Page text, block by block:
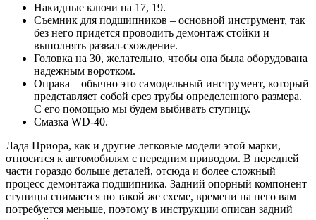
Накидные ключи на 17, 19.
Съемник для подшипников – основной инструмент, так
без него придется проводить демонтаж стойки и
выполнять развал-схождение.
Головка на 30, желательно, чтобы она была оборудована
надежным воротком.
Оправа – обычно это самодельный инструмент, который
представляет собой срез трубы определенного размера.
С его помощью мы будем выбивать ступицу.
Смазка WD-40.
Лада Приора, как и другие легковые модели этой марки,
относится к автомобилям с передним приводом. В передней
части гораздо больше деталей, отсюда и более сложный
процесс демонтажа подшипника. Задний опорный компонент
ступицы снимается по такой же схеме, времени на него вам
потребуется меньше, поэтому в инструкции описан задний